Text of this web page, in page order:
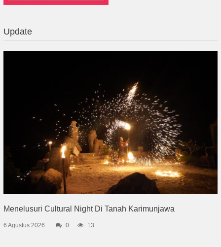
Update
Menelusuri Cultural Night Di Tanah Karimunjawa
6 Agustus 2026 0 13